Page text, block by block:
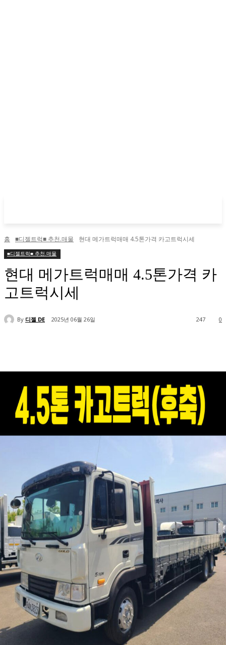
홈 ■디젤트럭■ 추천.매물 현대 메가트럭매매 4.5톤가격 카고트럭시세
■디젤트럭■ 추천.매물
현대 메가트럭매매 4.5톤가격 카
고트럭시세
By 디젤 DE 2025년 06월 26일 0
247